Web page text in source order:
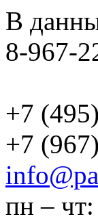
В
8-967-
+7 (495)
+7 (967)
пн –